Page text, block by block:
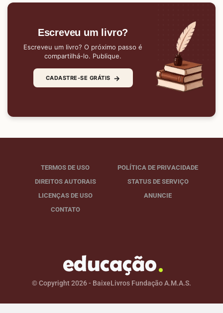
Escreveu um livro?
Escreveu um livro? O próximo passo é
compartilhá-lo. Publique.
CADASTRE-SE GRÁTIS →
TERMOS DE USO
POLÍTICA DE PRIVACIDADE
DIREITOS AUTORAIS
STATUS DE SERVIÇO
LICENÇAS DE USO
ANUNCIE
CONTATO
© Copyright 2026 - BaixeLivros Fundação A.M.A.S.